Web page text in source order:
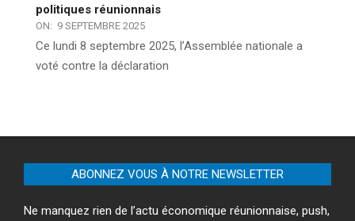
politiques réunionnais
ON: 9 SEPTEMBRE 2025
Ce lundi 8 septembre 2025, l’Assemblée nationale a
voté contre la déclaration
ABONNEZ VOUS À NOTRE NEWSLETTER
Ne manquez rien de l’actu économique réunionnaise, push,